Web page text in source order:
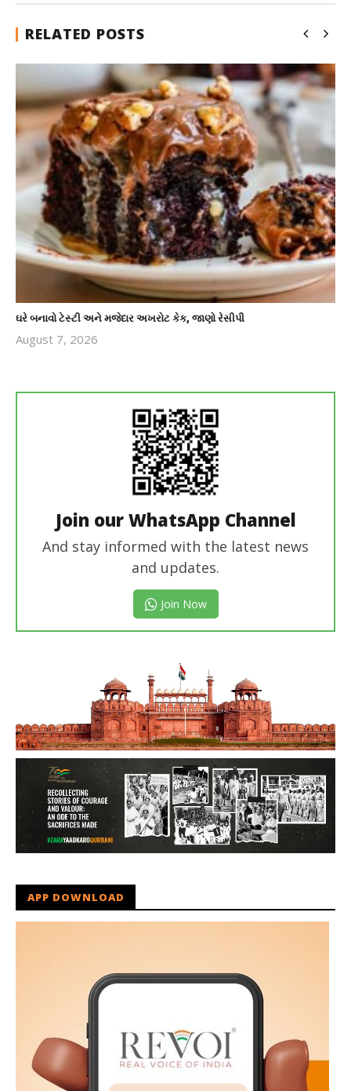
RELATED POSTS
ઘરે બનાવો ટેસ્ટી અને મજેદાર અખરોટ કેક, જાણો રેસીપી
August 7, 2026
Join our WhatsApp Channel
And stay informed with the latest news
and updates.
Join Now
APP DOWNLOAD